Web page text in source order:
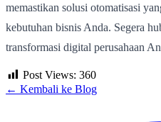
memastikan solusi otomatisasi
kebutuhan bisnis Anda. Segera
transformasi digital perusahaan
Post Views: 360
← Kembali ke Blog